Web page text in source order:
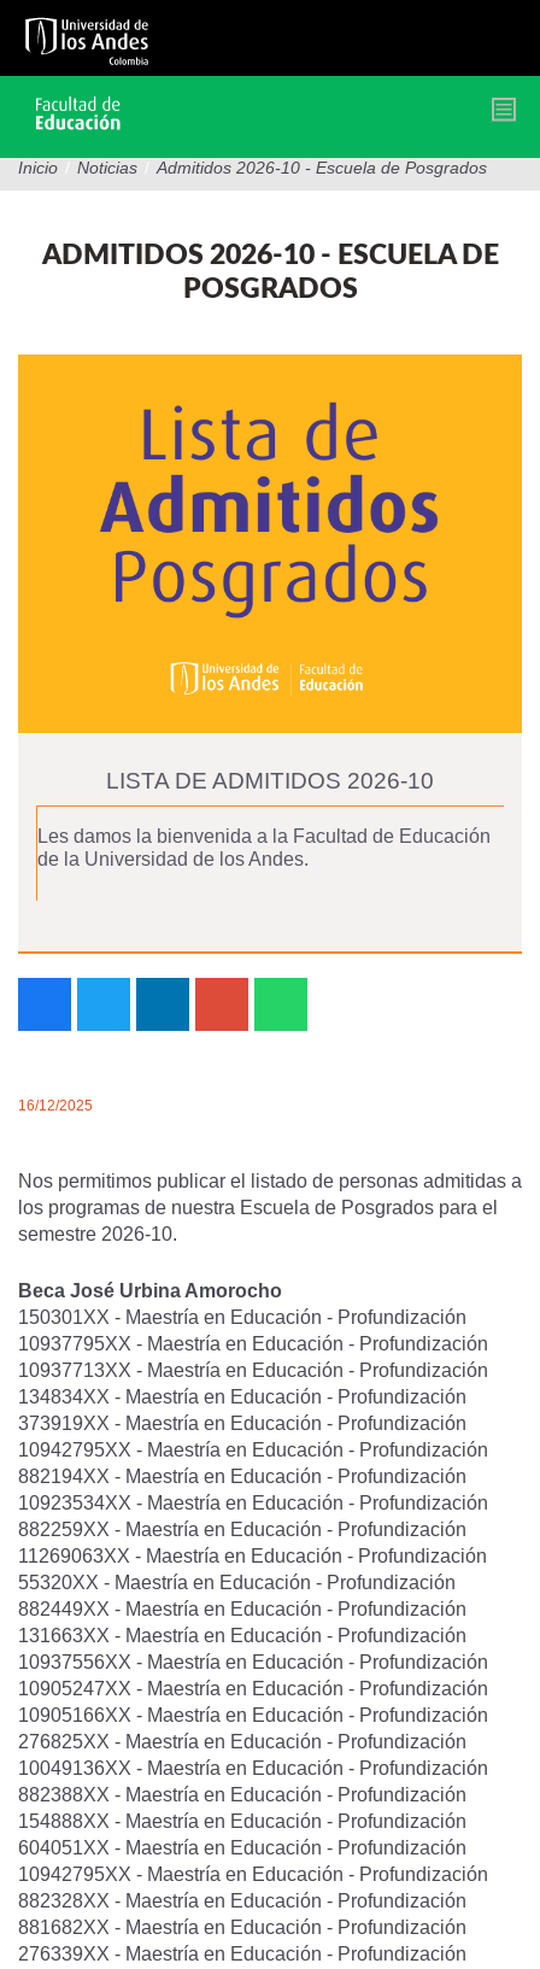
contenido
Inicio / Noticias / Admitidos 2026-10 - Escuela de Posgrados
ADMITIDOS 2026-10 - ESCUELA DE
POSGRADOS
LISTA DE ADMITIDOS 2026-10
Les damos la bienvenida a la Facultad de Educación
de la Universidad de los Andes.
16/12/2025
Nos permitimos publicar el listado de personas admitidas a
los programas de nuestra Escuela de Posgrados para el
semestre 2026-10.
Beca José Urbina Amorocho
150301XX - Maestría en Educación - Profundización
10937795XX - Maestría en Educación - Profundización
10937713XX - Maestría en Educación - Profundización
134834XX - Maestría en Educación - Profundización
373919XX - Maestría en Educación - Profundización
10942795XX - Maestría en Educación - Profundización
882194XX - Maestría en Educación - Profundización
10923534XX - Maestría en Educación - Profundización
882259XX - Maestría en Educación - Profundización
11269063XX - Maestría en Educación - Profundización
55320XX - Maestría en Educación - Profundización
882449XX - Maestría en Educación - Profundización
131663XX - Maestría en Educación - Profundización
10937556XX - Maestría en Educación - Profundización
10905247XX - Maestría en Educación - Profundización
10905166XX - Maestría en Educación - Profundización
276825XX - Maestría en Educación - Profundización
10049136XX - Maestría en Educación - Profundización
882388XX - Maestría en Educación - Profundización
154888XX - Maestría en Educación - Profundización
604051XX - Maestría en Educación - Profundización
10942795XX - Maestría en Educación - Profundización
882328XX - Maestría en Educación - Profundización
881682XX - Maestría en Educación - Profundización
276339XX - Maestría en Educación - Profundización